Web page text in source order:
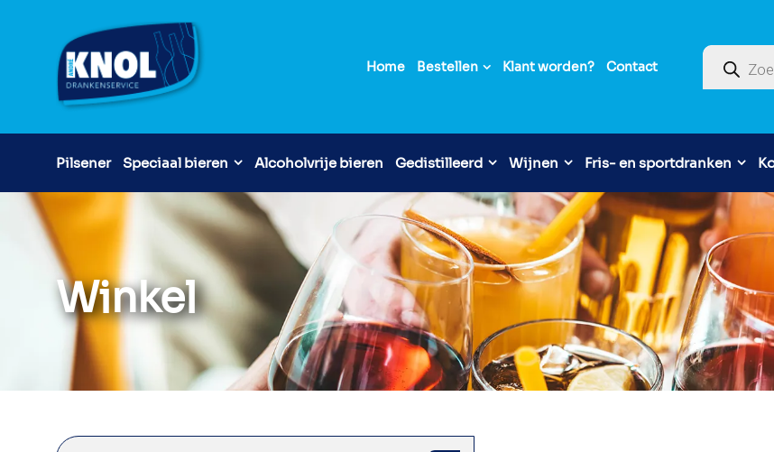
Home Bestellen Klant worden? Contact
Producten
Pilsener Speciaal bieren Alcoholvrije bieren Gedistilleerd Wijnen Fris- en sportdranken
Winkel